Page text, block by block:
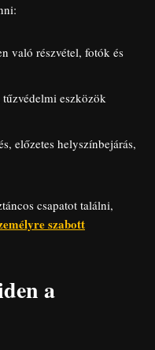
való részvétel, fotók és
eszközök
előzetes helyszínbejárás,
csapatot találni,
szabott
a